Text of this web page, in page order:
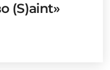
(S)aint»